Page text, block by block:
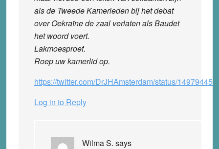
als de Tweede Kamerleden bij het debat
over Oekraïne de zaal verlaten als Baudet
het woord voert.
Lakmoesproef.
Roep uw kamerlid op.
https://twitter.com/DrJHAmsterdam/status/
Log in to Reply
Wilma S. says